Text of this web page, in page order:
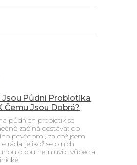
Jsou Půdní Probiotika
Čemu Jsou Dobrá?
půdních probiotik se
začíná dostávat do
povědomí, za což jsem
ráda, jelikož se o nich
dobu nemluvilo vůbec a